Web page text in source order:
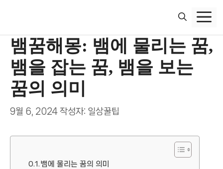
뱀꿈해몽: 뱀에 물리는 꿈,
뱀을 잡는 꿈, 뱀을 보는
꿈의 의미
9월 6, 2024 작성자: 일상꿀팁
뱀에 물리는 꿈의 의미